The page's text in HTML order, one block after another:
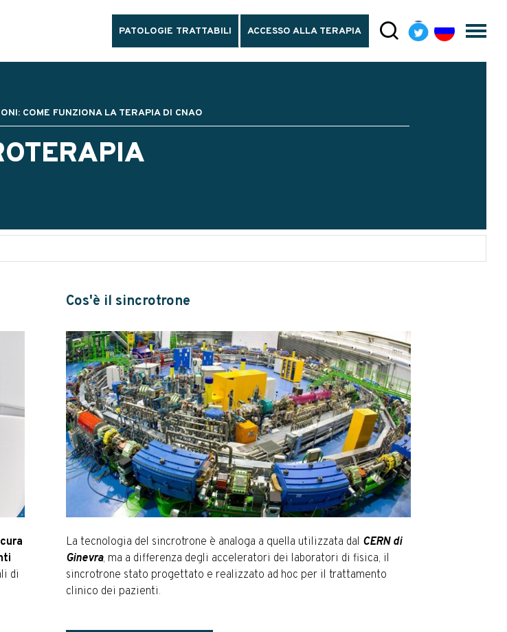
PATOLOGIE TRATTABILI ACCESSO ALLA TERAPIA
COME FUNZIONA LA TERAPIA DI CNAO
di
Cos'è il sincrotrone
La tecnologia del sincrotrone è analoga a quella utilizzata dal CERN di
Ginevra, ma a differenza degli acceleratori dei laboratori di fisica, il
sincrotrone stato progettato e realizzato ad hoc per il trattamento
clinico dei pazienti.